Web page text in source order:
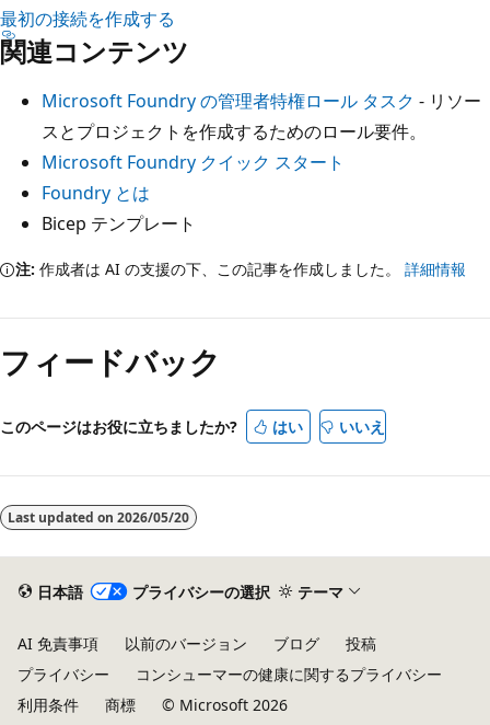
最初の接続を作成する
関連コンテンツ
Microsoft Foundry の管理者特権ロール タスク - リソー
スとプロジェクトを作成するためのロール要件。
Microsoft Foundry クイック スタート
Foundry とは
Bicep テンプレート
注: 作成者は AI の支援の下、この記事を作成しました。 詳細情報
フィードバック
このページはお役に立ちましたか? はい いいえ
Last updated on 2026/05/20
日本語 プライバシーの選択 テーマ
AI 免責事項 以前のバージョン ブログ
投稿
プライバシー
コンシューマーの健康に関するプライバシー
利用条件
商標 © Microsoft 2026